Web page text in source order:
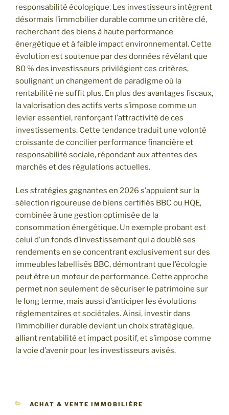
responsabilité écologique. Les investisseurs intègrent
désormais l’immobilier durable comme un critère clé,
recherchant des biens à haute performance
énergétique et à faible impact environnemental. Cette
évolution est soutenue par des données révélant que
80 % des investisseurs privilégient ces critères,
soulignant un changement de paradigme où la
rentabilité ne suffit plus. En plus des avantages fiscaux,
la valorisation des actifs verts s’impose comme un
levier essentiel, renforçant l’attractivité de ces
investissements. Cette tendance traduit une volonté
croissante de concilier performance financière et
responsabilité sociale, répondant aux attentes des
marchés et des régulations actuelles.
Les stratégies gagnantes en 2026 s’appuient sur la
sélection rigoureuse de biens certifiés BBC ou HQE,
combinée à une gestion optimisée de la
consommation énergétique. Un exemple probant est
celui d’un fonds d’investissement qui a doublé ses
rendements en se concentrant exclusivement sur des
immeubles labellisés BBC, démontrant que l’écologie
peut être un moteur de performance. Cette approche
permet non seulement de sécuriser le patrimoine sur
le long terme, mais aussi d’anticiper les évolutions
réglementaires et sociétales. Ainsi, investir dans
l’immobilier durable devient un choix stratégique,
alliant rentabilité et impact positif, et s’impose comme
la voie d’avenir pour les investisseurs avisés.
CATÉGORIES
ACHAT & VENTE IMMOBILIÈRE